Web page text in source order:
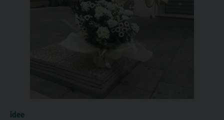
idee